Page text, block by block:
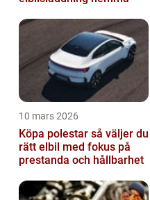
10 mars 2026
Köpa polestar så väljer du
rätt elbil med fokus på
prestanda och hållbarhet